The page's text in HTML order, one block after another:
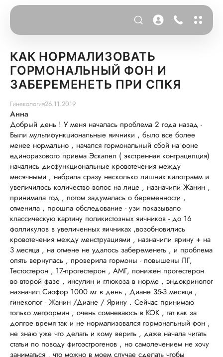
КАК НОРМАЛИЗОВАТЬ
ГОРМОНАЛЬНЫЙ ФОН И
ЗАБЕРЕМЕНЕТЬ ПРИ СПКЯ
Гинекология26.11.2019
Анна
Добрый день ! У меня началась проблема 2 года назад -
Были мультифункциональные яичники , было все более
менее нормально , начался гормональный сбой на фоне
единоразового приема Эскапел ( экстренная контрацепция)
начались дисфункциональные кровотечения между
месячными , набрала сразу несколько лишних килограмм и
увеличилось количество волос на лице , назначили Жанин ,
принимала год , потом задумалась о беременности ,
отменила , прошла обследование - узи показывало
классическую картину поликистозных яичников - до 16
фолликулов в увеличенных яичниках ,возобновились
кровотечения между менструациями , назначили ярину + на
3 месяца , на отмене не удалось забеременеть , и проблема
опять вернулась , проверила гормоны - повышены ЛГ,
Тестостерон , 17-прогестерон , АМГ, понижен прогестерон
во второй фазе , инсулин и глюкоза в норме , эндокринолог
назначил Сиофор 1000 мг в день , Диане 35-3 месяца ,
гинеколог - Жанин /Диане / Ярину . Сейчас принимаю
только метформин , очень сомневаюсь в КОК , тат как за
долгое время так и не нормализовался гормональный фон ,
не знаю уже что делать и кому верить , даже начала читать
статьи по поводу фитоэстрогенов , но самолечением не хочу
заниматься , что можно в моем случае сделать чтобы